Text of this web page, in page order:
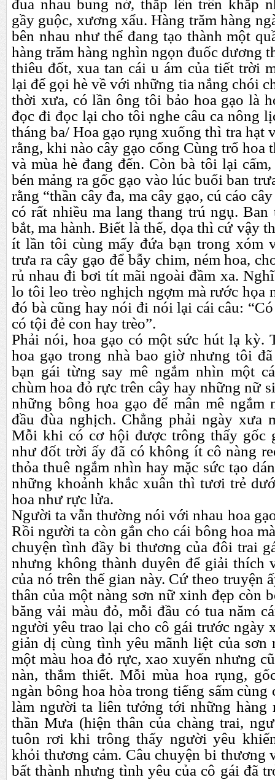
đua nhau bung nở, thắp lên trên khắp
gầy guộc, xương xẩu. Hàng trăm hàng
bên nhau như thể đang tạo thành một
hàng trăm hàng nghìn ngọn đuốc dương
thiêu đốt, xua tan cái u ám của tiết trời
lại để gọi hè về với những tia nắng chói
thời xưa, có lần ông tôi bảo hoa gạo là
đọc đi đọc lại cho tôi nghe câu ca nông
tháng ba/ Hoa gạo rụng xuống thì tra hạt
rằng, khi nào cây gạo cổng Cùng trổ hoa
và mùa hè đang đến. Còn bà tôi lại
bén mảng ra gốc gạo vào lúc buổi ban
rằng “thần cây đa, ma cây gạo, cú cáo
có rất nhiều ma lang thang trú ngụ. Ban
bắt, ma hành. Biết là thế, dọa thì cứ vậy
ít lần tôi cùng mấy đứa bạn trong xóm
trưa ra cây gạo để bẫy chim, ném hoa,
rủ nhau đi bơi tít mãi ngoài đầm xa.
lo tôi leo trèo nghịch ngợm mà rước họa
đó bà cũng hay nói đi nói lại cái câu: “C
có tội đẻ con hay trèo”.
Phải nói, hoa gạo có một sức hút lạ kỳ.
hoa gạo trong nhà bao giờ nhưng tôi
bạn gái từng say mê ngắm nhìn một
chùm hoa đỏ rực trên cây hay những nữ
những bông hoa gạo để mân mê ngắm
đầu đùa nghịch. Chẳng phải ngày xưa
Mỗi khi có cơ hội được trông thấy gốc
như đốt trời ấy đã có không ít cô nàng
thỏa thuê ngắm nhìn hay mặc sức tạo
những khoảnh khắc xuân thì tươi trẻ
hoa như rực lửa.
Người ta vẫn thường nói với nhau hoa
Rồi người ta còn gắn cho cái bông hoa
chuyện tình đầy bi thương của đôi trai
nhưng không thành duyên để giải thích
của nó trên thế gian này. Cứ theo truyện
thân của một nàng sơn nữ xinh đẹp còn
băng vải màu đỏ, mỗi đầu có tua năm
người yêu trao lại cho cô gái trước ngày
giản dị cùng tình yêu mãnh liệt của sơn
một màu hoa đỏ rực, xao xuyến nhưng
nàn, thắm thiết. Mỗi mùa hoa rụng,
ngàn bông hoa hòa trong tiếng sấm cùng
làm người ta liên tưởng tới những hàng
thần Mưa (hiện thân của chàng trai,
tuôn rơi khi trông thấy người yêu
khỏi thương cảm. Câu chuyện bi thương
bất thành nhưng tình yêu của cô gái đã